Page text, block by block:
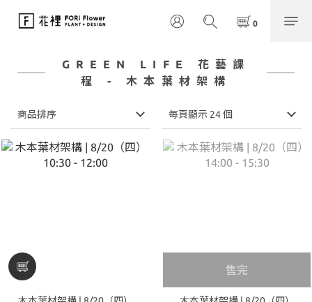
GREEN LIFE 花藝課
程 - 木本葉材架構
商品排序 每頁顯示 24 個
售完